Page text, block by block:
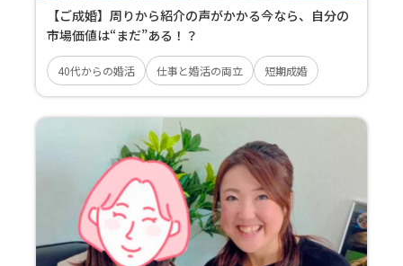
【ご成婚】周りから紹介の声がかかる今なら、自分の
市場価値は“まだ”ある！？
40代からの婚活 仕事と婚活の両立 短期成婚